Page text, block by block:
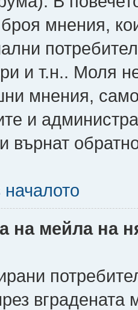
мнения,
и т.н.. Моля
мнения,
и
върнат
на мейла на